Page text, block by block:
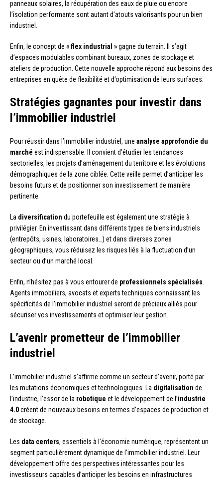
panneaux solaires, la récupération des eaux de pluie ou encore
l’isolation performante sont autant d’atouts valorisants pour un bien
industriel.
Enfin, le concept de « flex industrial »gagne du terrain. Il s’agit
d’espaces modulables combinant bureaux, zones de stockage et
ateliers de production. Cette nouvelle approche répond aux besoins des
entreprises en quête de flexibilité et d’optimisation de leurs surfaces.
Stratégies gagnantes pour investir dans
l’immobilier industriel
Pour réussir dans l’immobilier industriel, une analyse approfondie du
marché est indispensable. Il convient d’étudier les tendances
sectorielles, les projets d’aménagement du territoire et les évolutions
démographiques de la zone ciblée. Cette veille permet d’anticiper les
besoins futurs et de positionner son investissement de manière
pertinente.
La diversification du portefeuille est également une stratégie à
privilégier. En investissant dans différents types de biens industriels
(entrepôts, usines, laboratoires…) et dans diverses zones
géographiques, vous réduisez les risques liés à la fluctuation d’un
secteur ou d’un marché local.
Enfin, n’hésitez pas à vous entourer de professionnels spécialisés
Agents immobiliers, avocats et experts techniques connaissant les
spécificités de l’immobilier industriel seront de précieux alliés pour
sécuriser vos investissements et optimiser leur gestion.
L’avenir prometteur de l’immobilier
industriel
L’immobilier industriel s’affirme comme un secteur d’avenir, porté par
les mutations économiques et technologiques. La digitalisation de
l’industrie, l’essor de la robotique et le développement de l’industrie
4.0créent de nouveaux besoins en termes d’espaces de production et
de stockage.
Les data centers, essentiels à l’économie numérique, représentent un
segment particulièrement dynamique de l’immobilier industriel. Leur
développement offre des perspectives intéressantes pour les
investisseurs capables d’anticiper les besoins en infrastructures